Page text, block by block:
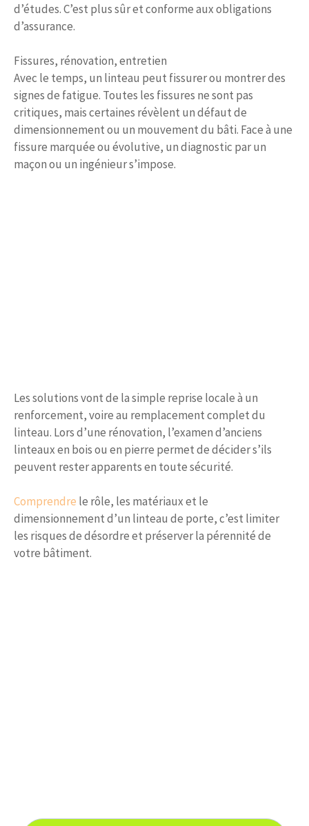
d’études. C’est plus sûr et conforme aux obligations
d’assurance.
Fissures, rénovation, entretien
Avec le temps, un linteau peut fissurer ou montrer des
signes de fatigue. Toutes les fissures ne sont pas
critiques, mais certaines révèlent un défaut de
dimensionnement ou un mouvement du bâti. Face à une
fissure marquée ou évolutive, un diagnostic par un
maçon ou un ingénieur s’impose.
Les solutions vont de la simple reprise locale à un
renforcement, voire au remplacement complet du
linteau. Lors d’une rénovation, l’examen d’anciens
linteaux en bois ou en pierre permet de décider s’ils
peuvent rester apparents en toute sécurité.
Comprendre le rôle, les matériaux et le
dimensionnement d’un linteau de porte, c’est limiter
les risques de désordre et préserver la pérennité de
votre bâtiment.